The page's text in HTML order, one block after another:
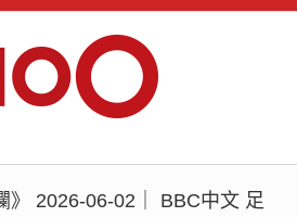
》 2026-06-02｜ BBC中文 足